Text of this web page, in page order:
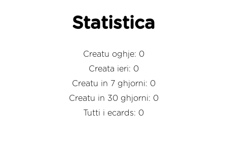
Statistica
Creatu oghje: 0
Creata ieri: 0
Creatu in 7 ghjorni: 0
Creatu in 30 ghjorni: 0
Tutti i ecards: 0